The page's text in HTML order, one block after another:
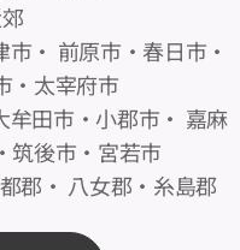
・ 前原市・春日市・
・太宰府市
田市・小郡市・ 嘉麻
筑後市・宮若市
郡・ 八女郡・糸島郡